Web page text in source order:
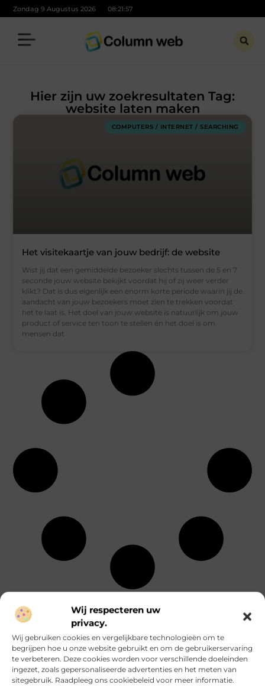
Wij respecteren uw
privacy.
Wij gebruiken cookies en vergelijkbare technologieën om te
begrijpen hoe u onze website gebruikt en om de gebruikerservaring
te verbeteren. Deze cookies worden voor verschillende doeleinden
ingezet, zoals gepersonaliseerde advertenties en het meten van
sitegebruik. Raadpleeg ons cookiebeleid voor meer informatie.
Zondag 9 Augustus 2026 08:21:57
Hier zijn uw zoekresultaten Tag:
website laten maken
COMPUTERS / INTERNET / SEARCHING
Het visitekaartje van jouw bedrijf: de website
Wist jij dat een gemiddelde bezoeker slechts tussen de 5 en 7
seconde jouw website bekijkt voordat hij of zij weer verder
klikt? Dat is dus eigenlijk een enorm korte periode waarin jij de
aandacht van jouw bezoekers moet zien te trekken voordat
het te laat is. Het doel van jouw website is natuurlijk om jouw
product of service ten toon te stellen én het doel is om
mensen dat
Alle
onderwerpen
Aanbiedingen
Afvalverwerking
Alarmsysteem
Attracties
Auto's en
Entertainment
Fotografie
Geschenken
Gezondheid
Groothandel
Hobby en vrije
Sport
Startpaginas
Telefonie
Testing
Toerisme